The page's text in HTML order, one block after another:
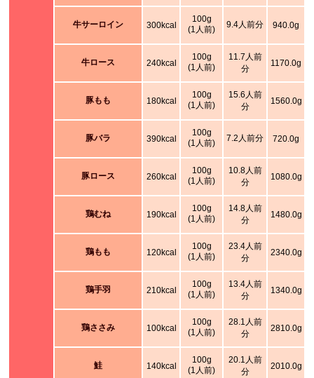
牛サーロイン 300kcal
100g
(1人前)
9.4人前分 940.0g
牛ロース 240kcal
100g
(1人前)
11.7人前
分
1170.0g
豚もも 180kcal
100g
(1人前)
15.6人前
分
1560.0g
豚バラ 390kcal
100g
(1人前)
7.2人前分 720.0g
豚ロース 260kcal
100g
(1人前)
10.8人前
分
1080.0g
鶏むね 190kcal
100g
(1人前)
14.8人前
分
1480.0g
鶏もも 120kcal
100g
(1人前)
23.4人前
分
2340.0g
鶏手羽 210kcal
100g
(1人前)
13.4人前
分
1340.0g
鶏ささみ 100kcal
100g
(1人前)
28.1人前
分
2810.0g
鮭 140kcal
100g
(1人前)
20.1人前
分
2010.0g